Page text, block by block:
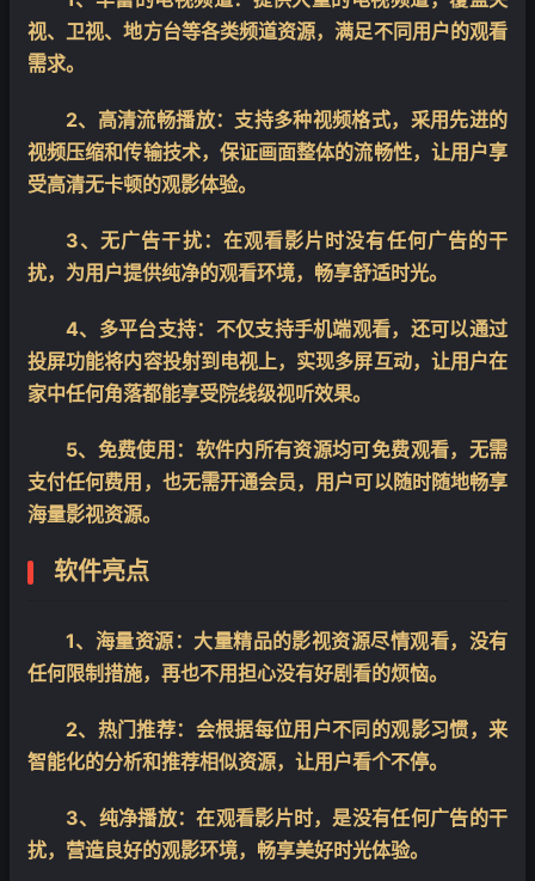
视、卫视、地方台等各类频道资源，满足不同用户的观看
需求。
2、高清流畅播放：支持多种视频格式，采用先进的
视频压缩和传输技术，保证画面整体的流畅性，让用户享
受高清无卡顿的观影体验。
3、无广告干扰：在观看影片时没有任何广告的干
扰，为用户提供纯净的观看环境，畅享舒适时光。
4、多平台支持：不仅支持手机端观看，还可以通过
投屏功能将内容投射到电视上，实现多屏互动，让用户在
家中任何角落都能享受院线级视听效果。
5、免费使用：软件内所有资源均可免费观看，无需
支付任何费用，也无需开通会员，用户可以随时随地畅享
海量影视资源。
软件亮点
1、海量资源：大量精品的影视资源尽情观看，没有
任何限制措施，再也不用担心没有好剧看的烦恼。
2、热门推荐：会根据每位用户不同的观影习惯，来
智能化的分析和推荐相似资源，让用户看个不停。
3、纯净播放：在观看影片时，是没有任何广告的干
扰，营造良好的观影环境，畅享美好时光体验。